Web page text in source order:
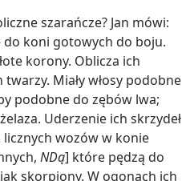
szarańcze? Jan mówi:
do koni gotowych do boju.
korony. Oblicza ich
Miały włosy podobne
podobne do zębów lwa;
Uderzenie ich skrzydeł
wozów w konie
NDą] które pędzą do
skorpiony. W ogonach ich